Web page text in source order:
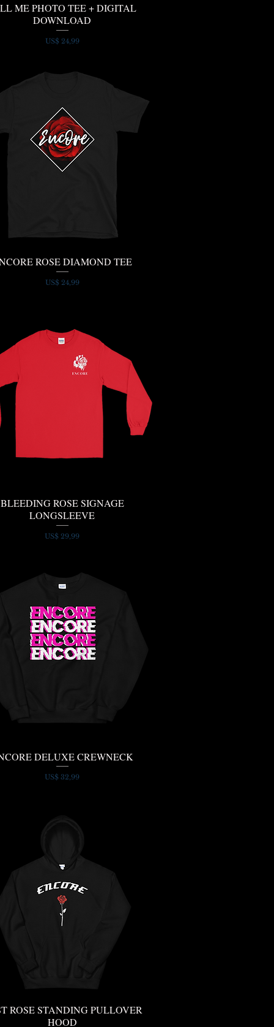
Snel overzicht
ME PHOTO TEE + DIGITAL
DOWNLOAD
Prijs
US$ 24,99
Snel overzicht
ROSE DIAMOND TEE
Prijs
US$ 24,99
Snel overzicht
BLEEDING ROSE SIGNAGE
LONGSLEEVE
Prijs
US$ 29,99
Snel overzicht
DELUXE CREWNECK
Prijs
US$ 32,99
Snel overzicht
ROSE STANDING PULLOVER
HOOD